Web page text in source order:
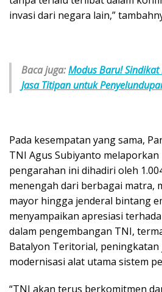
invasi dari negara lain,”
Baca juga:Modus Baru!
Jasa Titipan untuk
Pada kesempatan yang sama,
TNI Agus Subiyanto melaporkan
pengarahan ini dihadiri oleh
menengah dari berbagai matra,
mayor hingga jenderal bintang
menyampaikan apresiasi
dalam pengembangan TNI,
Batalyon Teritorial, peningkatan
modernisasi alat utama sistem
“TNI akan terus berkomitmen